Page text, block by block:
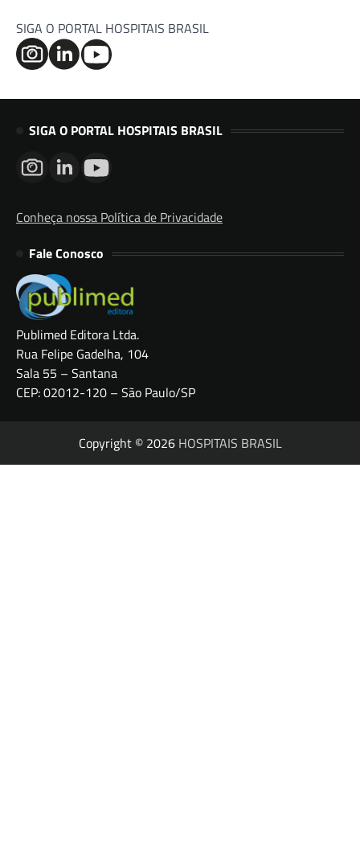
SIGA O PORTAL HOSPITAIS BRASIL
SIGA O PORTAL HOSPITAIS BRASIL
Conheça nossa Política de Privacidade
Fale Conosco
Publimed Editora Ltda.
Rua Felipe Gadelha, 104
Sala 55 – Santana
CEP: 02012-120 – São Paulo/SP
Copyright © 2026 HOSPITAIS BRASIL